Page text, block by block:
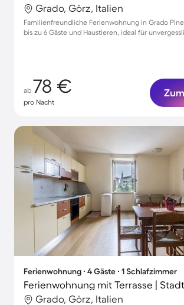
Grado, Görz, Italien
Familienfreundliche Ferienwohnung in Grado
bis zu 6 Gäste und Haustieren, ideal für
ab 78 €
pro Nacht
Ferienwohnung ∙ 4 Gäste ∙ 1 Schlafzimmer
Grado, Görz, Italien